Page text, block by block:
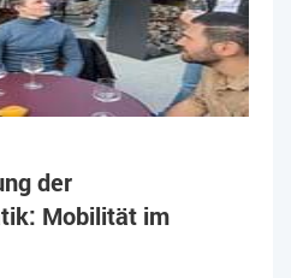
der
Mobilität im